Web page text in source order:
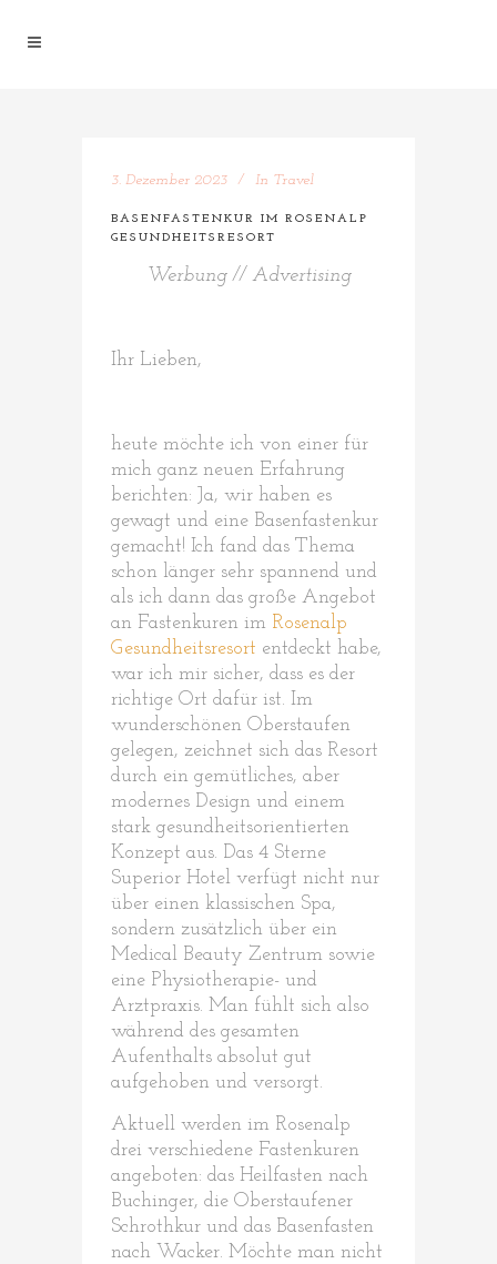
3. Dezember 2023 In Travel
BASENFASTENKUR IM ROSENALP
GESUNDHEITSRESORT
Werbung // Advertising
Ihr Lieben,
heute möchte ich von einer für
mich ganz neuen Erfahrung
berichten: Ja, wir haben es
gewagt und eine Basenfastenkur
gemacht! Ich fand das Thema
schon länger sehr spannend und
als ich dann das große Angebot
an Fastenkuren im Rosenalp
Gesundheitsresort entdeckt habe,
war ich mir sicher, dass es der
richtige Ort dafür ist. Im
wunderschönen Oberstaufen
gelegen, zeichnet sich das Resort
durch ein gemütliches, aber
modernes Design und einem
stark gesundheitsorientierten
Konzept aus. Das 4 Sterne
Superior Hotel verfügt nicht nur
über einen klassischen Spa,
sondern zusätzlich über ein
Medical Beauty Zentrum sowie
eine Physiotherapie- und
Arztpraxis. Man fühlt sich also
während des gesamten
Aufenthalts absolut gut
aufgehoben und versorgt.
Aktuell werden im Rosenalp
drei verschiedene Fastenkuren
angeboten: das Heilfasten nach
Buchinger, die Oberstaufener
Schrothkur und das Basenfasten
nach Wacker. Möchte man nicht